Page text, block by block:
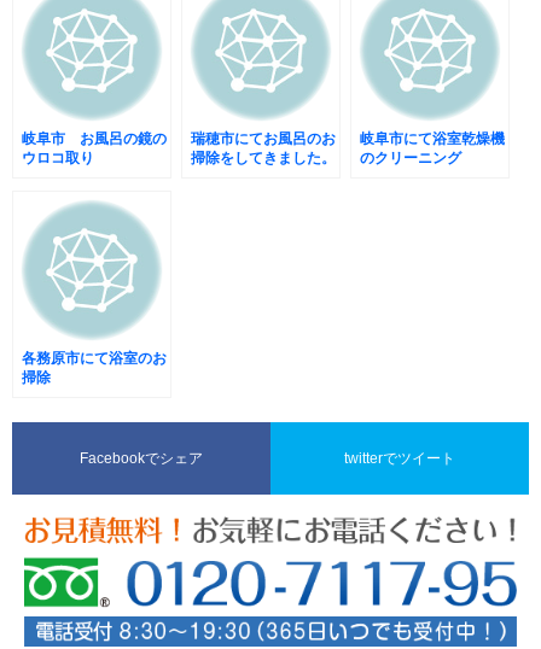
岐阜市 お風呂の鏡の
ウロコ取り
瑞穂市にてお風呂のお
掃除をしてきました。
岐阜市にて浴室乾燥機
のクリーニング
各務原市にて浴室のお
掃除
Facebookでシェア twitterでツイート